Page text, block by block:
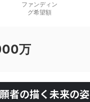
ファンディン
グ希望額
万
者の描く未来の姿